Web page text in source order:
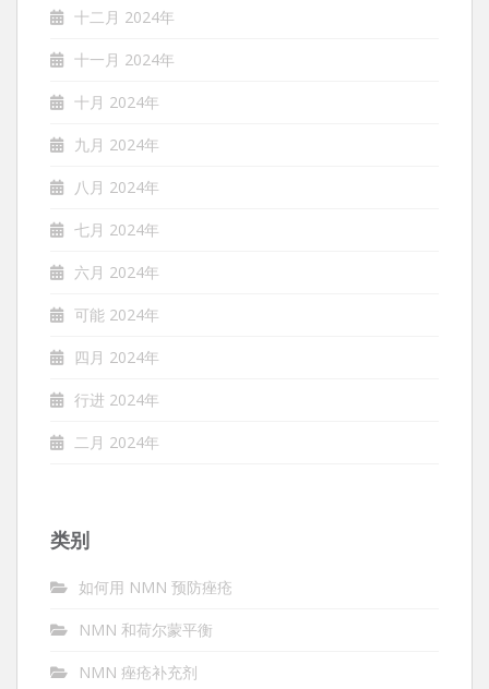
十二月 2024年
十一月 2024年
十月 2024年
九月 2024年
八月 2024年
七月 2024年
六月 2024年
可能 2024年
四月 2024年
行进 2024年
二月 2024年
类别
如何用 NMN 预防痤疮
NMN 和荷尔蒙平衡
NMN 痤疮补充剂